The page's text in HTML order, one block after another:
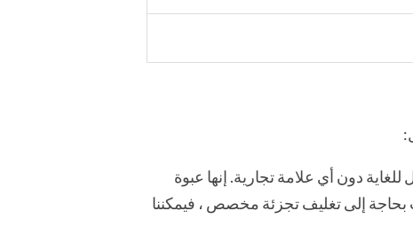
للغاية دون أي علامة تجارية. إنها عبوة
بحاجة إلى تغليف تجزئة مخصص ، فيمكننا